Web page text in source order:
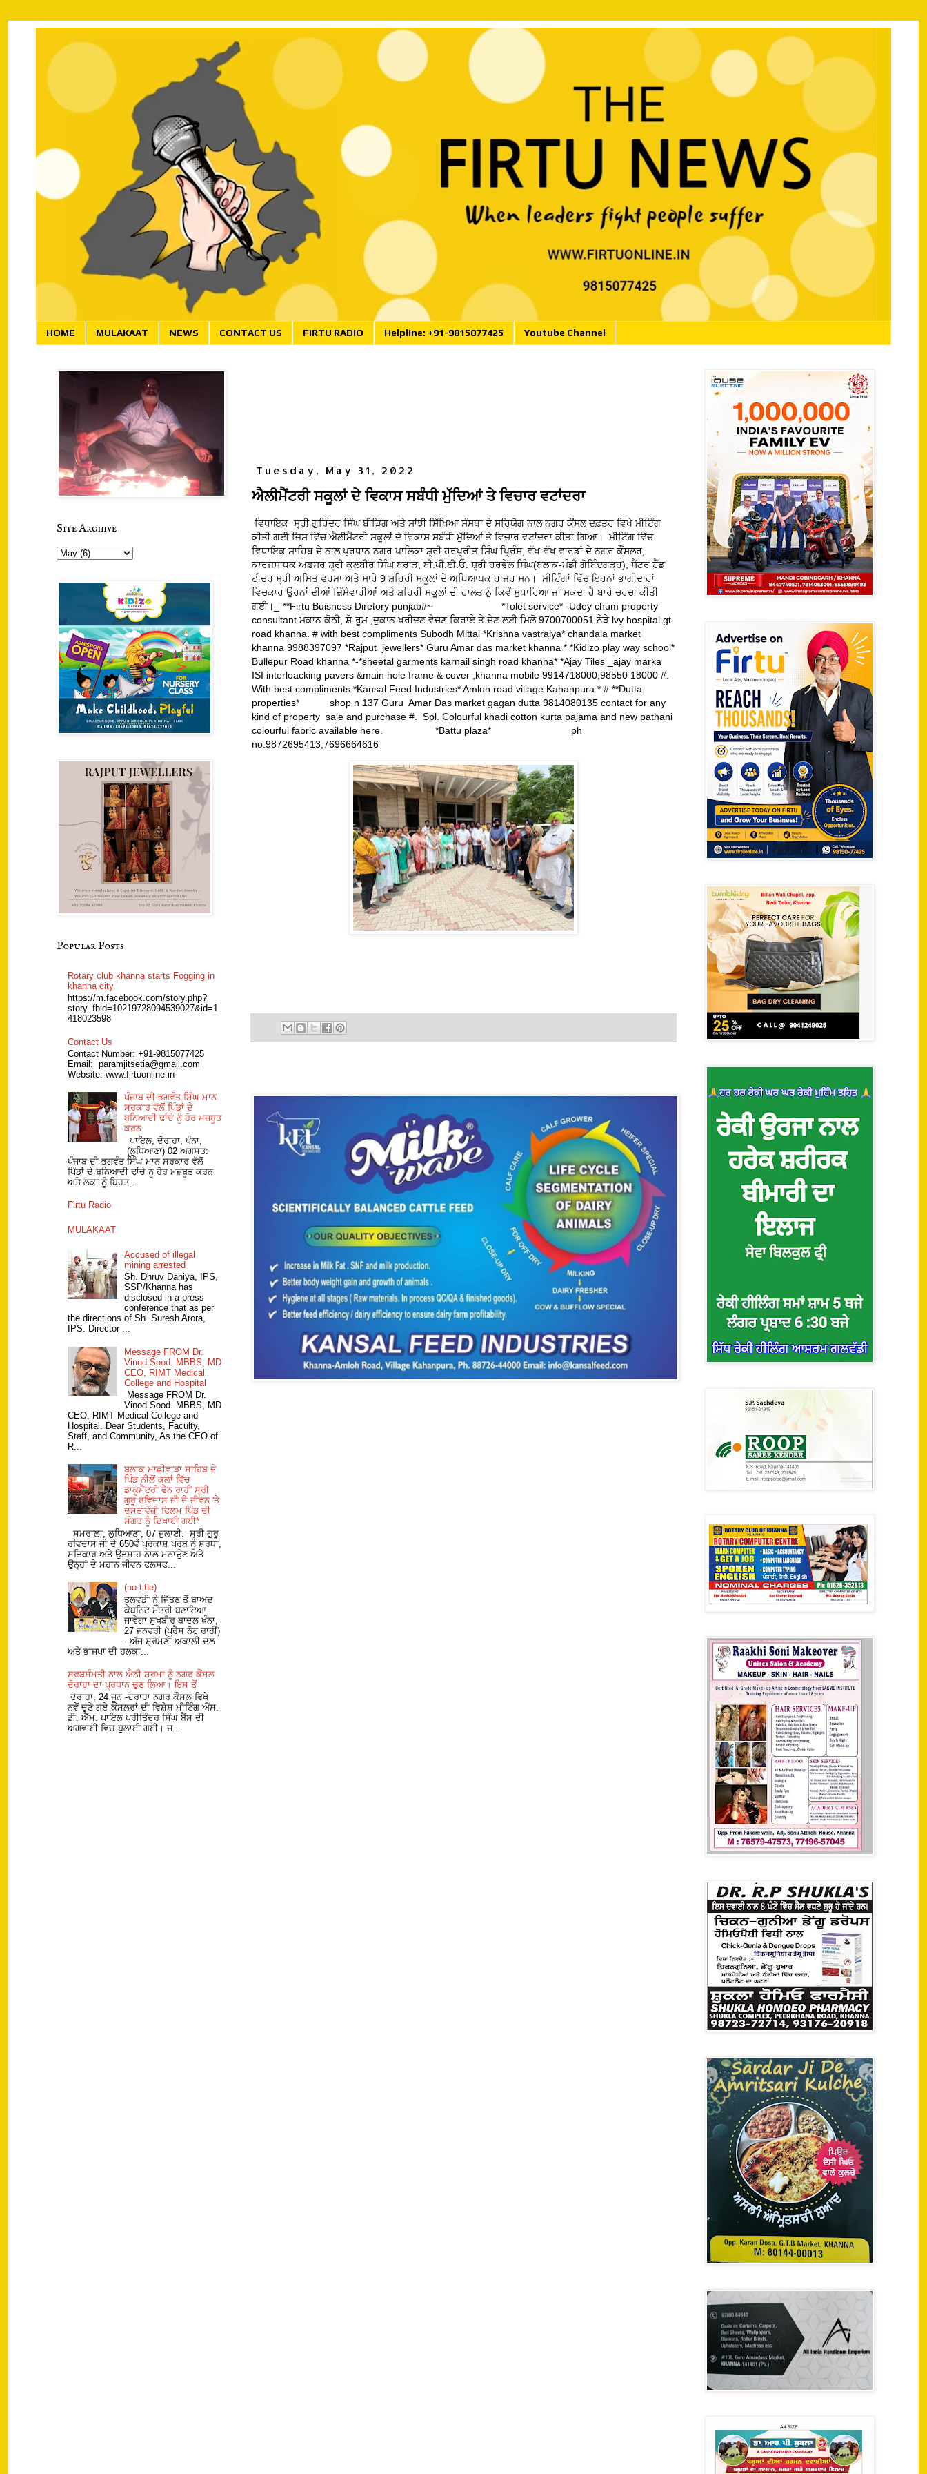
HOME MULAKAAT NEWS CONTACT US FIRTU RADIO Helpline: +91-9815077425 Youtube Channel
Tuesday, May 31, 2022
ਐਲੀਮੈਂਟਰੀ ਸਕੂਲਾਂ ਦੇ ਵਿਕਾਸ ਸਬੰਧੀ ਮੁੱਦਿਆਂ ਤੇ ਵਿਚਾਰ ਵਟਾਂਦਰਾ
ਵਿਧਾਇਕ ਸ੍ਰੀ ਗੁਰਿੰਦਰ ਸਿੰਘ ਬੀੜਿੰਗ ਅਤੇ ਸਾਂਝੀ ਸਿੱਖਿਆ ਸੰਸਥਾ ਦੇ ਸਹਿਯੋਗ ਨਾਲ ਨਗਰ ਕੌਂਸਲ ਦਫ਼ਤਰ ਵਿਖੇ ਮੀਟਿੰਗ
ਕੀਤੀ ਗਈ ਜਿਸ ਵਿੱਚ ਐਲੀਮੈਂਟਰੀ ਸਕੂਲਾਂ ਦੇ ਵਿਕਾਸ ਸਬੰਧੀ ਮੁੱਦਿਆਂ ਤੇ ਵਿਚਾਰ ਵਟਾਂਦਰਾ ਕੀਤਾ ਗਿਆ। ਮੀਟਿੰਗ ਵਿੱਚ
ਵਿਧਾਇਕ ਸਾਹਿਬ ਦੇ ਨਾਲ ਪ੍ਰਧਾਨ ਨਗਰ ਪਾਲਿਕਾ ਸ਼੍ਰੀ ਹਰਪ੍ਰੀਤ ਸਿੰਘ ਪ੍ਰਿੰਸ, ਵੱਖ-ਵੱਖ ਵਾਰਡਾਂ ਦੇ ਨਗਰ ਕੌਂਸਲਰ,
ਕਾਰਜਸਾਧਕ ਅਫਸਰ ਸ਼੍ਰੀ ਕੁਲਬੀਰ ਸਿੰਘ ਬਰਾੜ, ਬੀ.ਪੀ.ਈ.ਓ. ਸ਼੍ਰੀ ਹਰਵੇਲ ਸਿੰਘ(ਬਲਾਕ-ਮੰਡੀ ਗੋਬਿੰਦਗੜ੍ਹ), ਸੈਂਟਰ ਹੈੱਡ
ਟੀਚਰ ਸ਼੍ਰੀ ਅਮਿਤ ਵਰਮਾ ਅਤੇ ਸਾਰੇ 9 ਸ਼ਹਿਰੀ ਸਕੂਲਾਂ ਦੇ ਅਧਿਆਪਕ ਹਾਜ਼ਰ ਸਨ। ਮੀਟਿੰਗਾਂ ਵਿੱਚ ਇਹਨਾਂ ਭਾਗੀਦਾਰਾਂ
ਵਿਚਕਾਰ ਉਹਨਾਂ ਦੀਆਂ ਜ਼ਿੰਮੇਵਾਰੀਆਂ ਅਤੇ ਸ਼ਹਿਰੀ ਸਕੂਲਾਂ ਦੀ ਹਾਲਤ ਨੂੰ ਕਿਵੇਂ ਸੁਧਾਰਿਆ ਜਾ ਸਕਦਾ ਹੈ ਬਾਰੇ ਚਰਚਾ ਕੀਤੀ
ਗਈ।_-**Firtu Buisness Diretory punjab#~ *Tolet service* -Udey chum property
consultant ਮਕਾਨ ਕੋਠੀ, ਸ਼ੋ-ਰੂਮ ,ਦੁਕਾਨ ਖਰੀਦਣ ਵੇਚਣ ਕਿਰਾਏ ਤੇ ਦੇਣ ਲਈ ਮਿਲੋ 9700700051 ਨੇੜੇ lvy hospital gt
road khanna. # with best compliments Subodh Mittal *Krishna vastralya* chandala market
khanna 9988397097 *Rajput jewellers* Guru Amar das market khanna * *Kidizo play way school*
Bullepur Road khanna *-*sheetal garments karnail singh road khanna* *Ajay Tiles _ajay marka
ISI interloacking pavers &main hole frame & cover ,khanna mobile 9914718000,98550 18000 #.
With best compliments *Kansal Feed Industries* Amloh road village Kahanpura * # **Dutta
properties* shop n 137 Guru Amar Das market gagan dutta 9814080135 contact for any
kind of property sale and purchase #. Spl. Colourful khadi cotton kurta pajama and new pathani
colourful fabric available here. *Battu plaza* ph
no:9872695413,7696664616
Site Archive
Popular Posts
Rotary club khanna starts Fogging in
khanna city
https://m.facebook.com/story.php?
story_fbid=10219728094539027&id=1
418023598
Contact Us
Contact Number: +91-9815077425
Email: paramjitsetia@gmail.com
Website: www.firtuonline.in
ਪੰਜਾਬ ਦੀ ਭਗਵੰਤ ਸਿੰਘ ਮਾਨ
ਸਰਕਾਰ ਵੱਲੋਂ ਪਿੰਡਾਂ ਦੇ
ਬੁਨਿਆਦੀ ਢਾਂਚੇ ਨੂੰ ਹੋਰ ਮਜ਼ਬੂਤ
ਕਰਨ
ਪਾਇਲ, ਦੋਰਾਹਾ, ਖੰਨਾ,
(ਲੁਧਿਆਣਾ) 02 ਅਗਸਤ:
ਪੰਜਾਬ ਦੀ ਭਗਵੰਤ ਸਿੰਘ ਮਾਨ ਸਰਕਾਰ ਵੱਲੋਂ
ਪਿੰਡਾਂ ਦੇ ਬੁਨਿਆਦੀ ਢਾਂਚੇ ਨੂੰ ਹੋਰ ਮਜ਼ਬੂਤ ਕਰਨ
ਅਤੇ ਲੋਕਾਂ ਨੂੰ ਬਿਹਤ...
Firtu Radio
MULAKAAT
Accused of illegal
mining arrested
Sh. Dhruv Dahiya, IPS,
SSP/Khanna has
disclosed in a press
conference that as per
the directions of Sh. Suresh Arora,
IPS. Director ...
Message FROM Dr.
Vinod Sood. MBBS, MD
CEO, RIMT Medical
College and Hospital
Message FROM Dr.
Vinod Sood. MBBS, MD
CEO, RIMT Medical College and
Hospital. Dear Students, Faculty,
Staff, and Community, As the CEO of
R...
ਬਲਾਕ ਮਾਛੀਵਾੜਾ ਸਾਹਿਬ ਦੇ
ਪਿੰਡ ਨੀਲੋਂ ਕਲਾਂ ਵਿੱਚ
ਡਾਕੂਮੈਂਟਰੀ ਵੈਨ ਰਾਹੀਂ ਸ੍ਰੀ
ਗੁਰੂ ਰਵਿਦਾਸ ਜੀ ਦੇ ਜੀਵਨ 'ਤੇ
ਦਸਤਾਵੇਜ਼ੀ ਫਿਲਮ ਪਿੰਡ ਦੀ
ਸੰਗਤ ਨੂੰ ਦਿਖਾਈ ਗਈ*
ਸਮਰਾਲਾ, ਲੁਧਿਆਣਾ, 07 ਜੁਲਾਈ: ਸ੍ਰੀ ਗੁਰੂ
ਰਵਿਦਾਸ ਜੀ ਦੇ 650ਵੇਂ ਪ੍ਰਕਾਸ਼ ਪੁਰਬ ਨੂੰ ਸ਼ਰਧਾ,
ਸਤਿਕਾਰ ਅਤੇ ਉਤਸ਼ਾਹ ਨਾਲ ਮਨਾਉਣ ਅਤੇ
ਉਨ੍ਹਾਂ ਦੇ ਮਹਾਨ ਜੀਵਨ ਫਲਸਫ...
(no title)
ਤਲਵੰਡੀ ਨੂੰ ਜਿੱਤਣ ਤੋਂ ਬਾਅਦ
ਕੈਬਨਿਟ ਮੰਤਰੀ ਬਣਾਇਆ
ਜਾਵੇਗਾ-ਸੁਖਬੀਰ ਬਾਦਲ ਖੰਨਾ,
27 ਜਨਵਰੀ (ਪ੍ਰੈਸ ਨੋਟ ਰਾਹੀਂ)
- ਅੱਜ ਸ਼੍ਰੋਮਣੀ ਅਕਾਲੀ ਦਲ
ਅਤੇ ਭਾਜਪਾ ਦੀ ਹਲਕਾ...
ਸਰਬਸੰਮਤੀ ਨਾਲ ਐਨੀ ਸ਼ਰਮਾ ਨੂੰ ਨਗਰ ਕੌਂਸਲ
ਦੋਰਾਹਾ ਦਾ ਪ੍ਰਧਾਨ ਚੁਣ ਲਿਆ। ਇਸ ਤੋਂ
ਦੋਰਾਹਾ, 24 ਜੂਨ -ਦੋਰਾਹਾ ਨਗਰ ਕੌਂਸਲ ਵਿਖੇ
ਨਵੇਂ ਚੁਣੇ ਗਏ ਕੌਂਸਲਰਾਂ ਦੀ ਵਿਸ਼ੇਸ਼ ਮੀਟਿੰਗ ਐੱਸ.
ਡੀ. ਐੱਮ. ਪਾਇਲ ਪ੍ਰੀਤਿੰਦਰ ਸਿੰਘ ਬੈਂਸ ਦੀ
ਅਗਵਾਈ ਵਿਚ ਬੁਲਾਈ ਗਈ। ਜ...